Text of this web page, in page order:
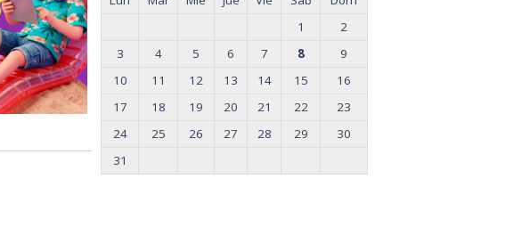
1
2
3
4 5 6 7 8
9
10
11 12 13 14 15
16
17
18 19 20 21 22
23
24
25 26 27 28 29
30
31